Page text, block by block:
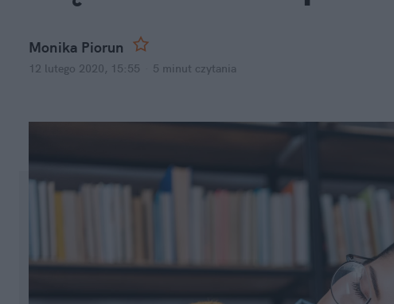
Monika Piorun
12 lutego 2020, 15:55 5 minut czytania